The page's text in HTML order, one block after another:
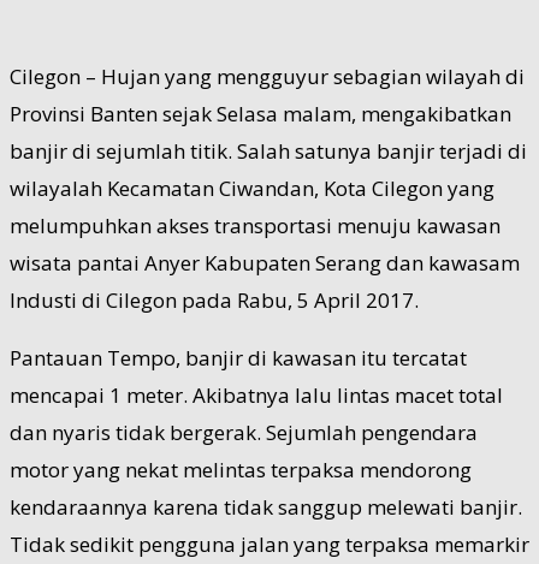
Cilegon – Hujan yang mengguyur sebagian wilayah di
Provinsi Banten sejak Selasa malam, mengakibatkan
banjir di sejumlah titik. Salah satunya banjir terjadi di
wilayalah Kecamatan Ciwandan, Kota Cilegon yang
melumpuhkan akses transportasi menuju kawasan
wisata pantai Anyer Kabupaten Serang dan kawasam
Industi di Cilegon pada Rabu, 5 April 2017.
Pantauan Tempo, banjir di kawasan itu tercatat
mencapai 1 meter. Akibatnya lalu lintas macet total
dan nyaris tidak bergerak. Sejumlah pengendara
motor yang nekat melintas terpaksa mendorong
kendaraannya karena tidak sanggup melewati banjir.
Tidak sedikit pengguna jalan yang terpaksa memarkir